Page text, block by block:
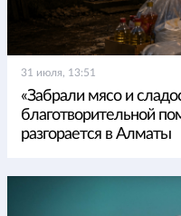
31 июля, 13:51
«Забрали мясо и
благотворительной
разгорается в Алматы